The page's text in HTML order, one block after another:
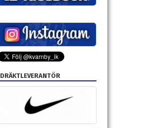
DRÄKTLEVERANTÖR